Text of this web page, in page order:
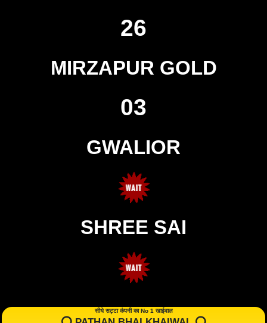
26
MIRZAPUR GOLD
03
GWALIOR
SHREE SAI
सीधे सट्टा कंपनी का No 1 खाईवाल